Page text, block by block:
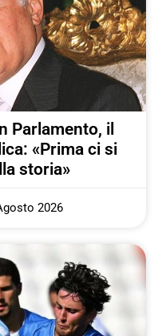
Parlamento, il
«Prima ci si
storia»
2026